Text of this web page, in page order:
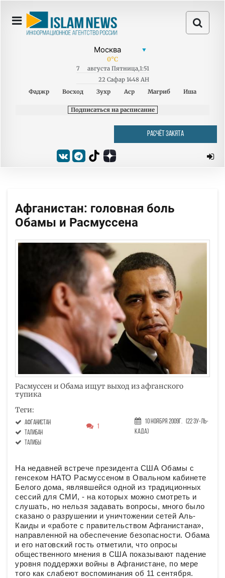
0°C
7 августа Пятница,1:51
22 Сафар 1448 AH
Фаджр
Восход Зухр Аср Магриб Иша
Подписаться на расписание
РАСЧЁТ ЗАКЯТА
Афганистан: головная боль
Обамы и Расмуссена
Расмуссен и Обама ищут выход из афганского
тупика
Теги:
Афганистан
талибан
талибы
1
10 Ноября 2009г. (22 Зу-ль-
када)
На недавней встрече президента США Обамы с
генсеком НАТО Расмуссеном в Овальном кабинете
Белого дома, являвшейся одной из традиционных
сессий для СМИ, - на которых можно смотреть и
слушать, но нельзя задавать вопросы, много было
сказано о разрушении и уничтожении сетей Аль-
Каиды и «работе с правительством Афганистана»,
направленной на обеспечение безопасности. Обама
и его натовский гость отметили, что опросы
общественного мнения в США показывают падение
уровня поддержки войны в Афганистане, по мере
того как слабеют воспоминания об 11 сентября.